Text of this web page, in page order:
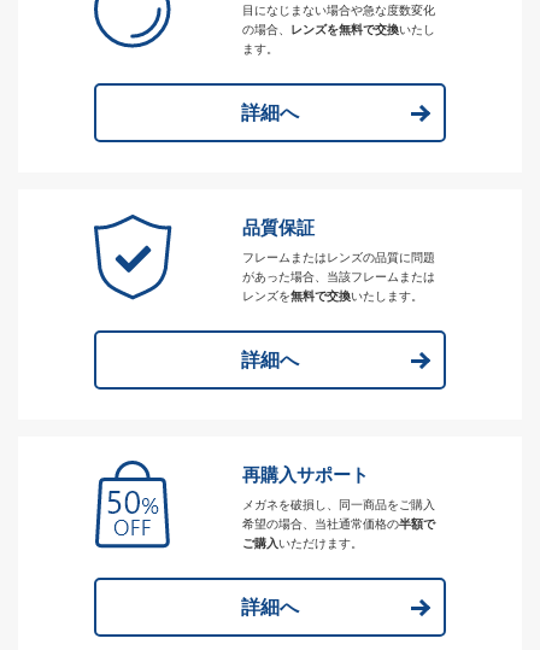
目になじまない場合や急な度数変化
の場合、
レンズを無料で交換いたし
ます。
詳細へ
品質保証
フレームまたはレンズの品質に問題
があった場合、当該フレームまたは
レンズを無料で交換いたします。
詳細へ
再購入サポート
メガネを破損し、同一商品をご購入
希望の場合、当社通常価格の半額で
ご購入いただけます。
詳細へ